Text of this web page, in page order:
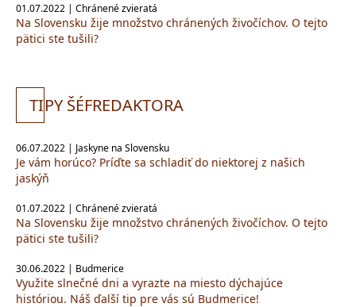
01.07.2022 | Chránené zvieratá
Na Slovensku žije množstvo chránených živočíchov. O tejto
pätici ste tušili?
TIPY ŠÉFREDAKTORA
06.07.2022 | Jaskyne na Slovensku
Je vám horúco? Príďte sa schladiť do niektorej z našich
jaskýň
01.07.2022 | Chránené zvieratá
Na Slovensku žije množstvo chránených živočíchov. O tejto
pätici ste tušili?
30.06.2022 | Budmerice
Využite slnečné dni a vyrazte na miesto dýchajúce
históriou. Náš ďalší tip pre vás sú Budmerice!